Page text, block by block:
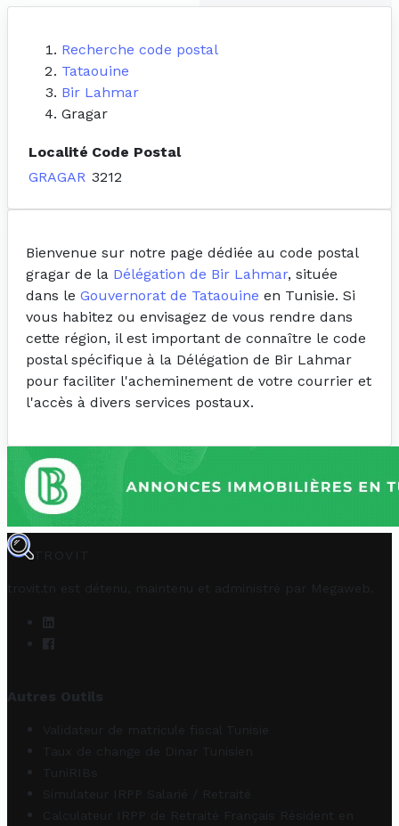
Recherche code postal
Tataouine
Bir Lahmar
Gragar
Localité Code Postal
GRAGAR 3212
Bienvenue sur notre page dédiée au code postal
gragar de la Délégation de Bir Lahmar, située
dans le Gouvernorat de Tataouine en Tunisie. Si
vous habitez ou envisagez de vous rendre dans
cette région, il est important de connaître le code
postal spécifique à la Délégation de Bir Lahmar
pour faciliter l'acheminement de votre courrier et
l'accès à divers services postaux.
TROVIT
trovit.tn est détenu, maintenu et administré par Megaweb
Autres Outils
Validateur de matricule fiscal Tunisie
Taux de change de Dinar Tunisien
TuniRIBs
Simulateur IRPP Salarié / Retraité
Calculateur IRPP de Retraité Français Résident en